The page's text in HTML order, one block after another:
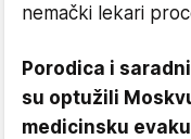
nemački lekari
Porodica i
su optužili
medicinsku